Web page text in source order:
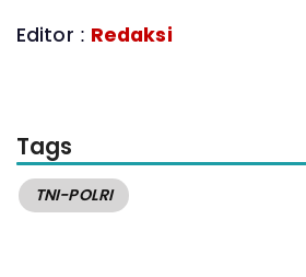
Editor : Redaksi
Tags
TNI-POLRI